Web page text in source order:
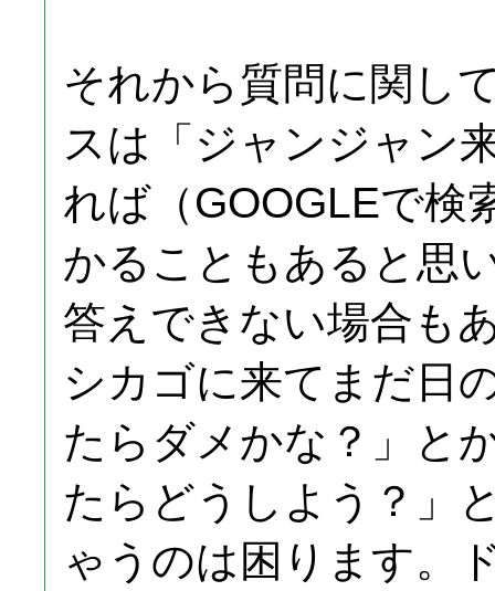
それから質問に関し
スは「ジャンジャン
れば（GOOGLEで検
かることもあると思
答えできない場合も
シカゴに来てまだ日
たらダメかな？」と
たらどうしよう？」
ゃうのは困ります。